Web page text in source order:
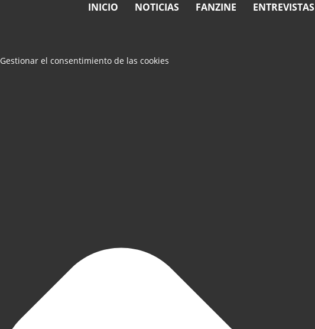
INICIO NOTICIAS FANZINE ENTREVISTAS
Gestionar el consentimiento de las cookies